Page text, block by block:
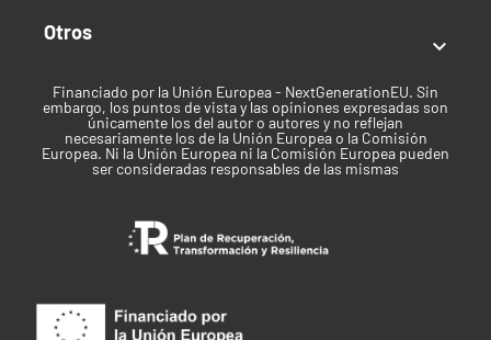
Otros

Financiado por la Unión Europea - NextGenerationEU. Sin
embargo, los puntos de vista y las opiniones expresadas son
únicamente los del autor o autores y no reflejan
necesariamente los de la Unión Europea o la Comisión
Europea. Ni la Unión Europea ni la Comisión Europea pueden
ser consideradas responsables de las mismas